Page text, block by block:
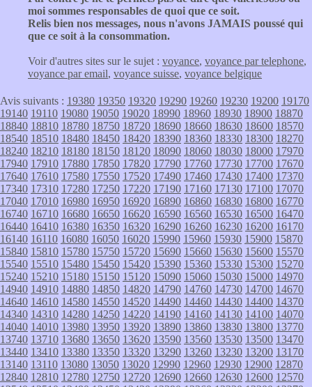
moi sommes responsables de quoi que ce soit.
Relis bien nos messages, nous n'avons JAMAIS poussé qui
que ce soit à la consommation.
Voir d'autres sites sur le sujet : voyance, voyance par telephone,
voyance par email, voyance suisse, voyance belgique
Avis suivants : 19380 19350 19320 19290 19260 19230 19200 19170
19140 19110 19080 19050 19020 18990 18960 18930 18900 18870
18840 18810 18780 18750 18720 18690 18660 18630 18600 18570
18540 18510 18480 18450 18420 18390 18360 18330 18300 18270
18240 18210 18180 18150 18120 18090 18060 18030 18000 17970
17940 17910 17880 17850 17820 17790 17760 17730 17700 17670
17640 17610 17580 17550 17520 17490 17460 17430 17400 17370
17340 17310 17280 17250 17220 17190 17160 17130 17100 17070
17040 17010 16980 16950 16920 16890 16860 16830 16800 16770
16740 16710 16680 16650 16620 16590 16560 16530 16500 16470
16440 16410 16380 16350 16320 16290 16260 16230 16200 16170
16140 16110 16080 16050 16020 15990 15960 15930 15900 15870
15840 15810 15780 15750 15720 15690 15660 15630 15600 15570
15540 15510 15480 15450 15420 15390 15360 15330 15300 15270
15240 15210 15180 15150 15120 15090 15060 15030 15000 14970
14940 14910 14880 14850 14820 14790 14760 14730 14700 14670
14640 14610 14580 14550 14520 14490 14460 14430 14400 14370
14340 14310 14280 14250 14220 14190 14160 14130 14100 14070
14040 14010 13980 13950 13920 13890 13860 13830 13800 13770
13740 13710 13680 13650 13620 13590 13560 13530 13500 13470
13440 13410 13380 13350 13320 13290 13260 13230 13200 13170
13140 13110 13080 13050 13020 12990 12960 12930 12900 12870
12840 12810 12780 12750 12720 12690 12660 12630 12600 12570